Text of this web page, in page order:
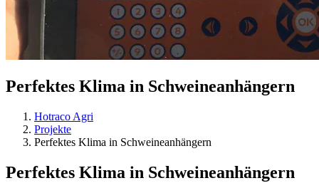
Perfektes Klima in Schweineanhängern
Hotraco Agri
Projekte
Perfektes Klima in Schweineanhängern
Perfektes Klima in Schweineanhängern